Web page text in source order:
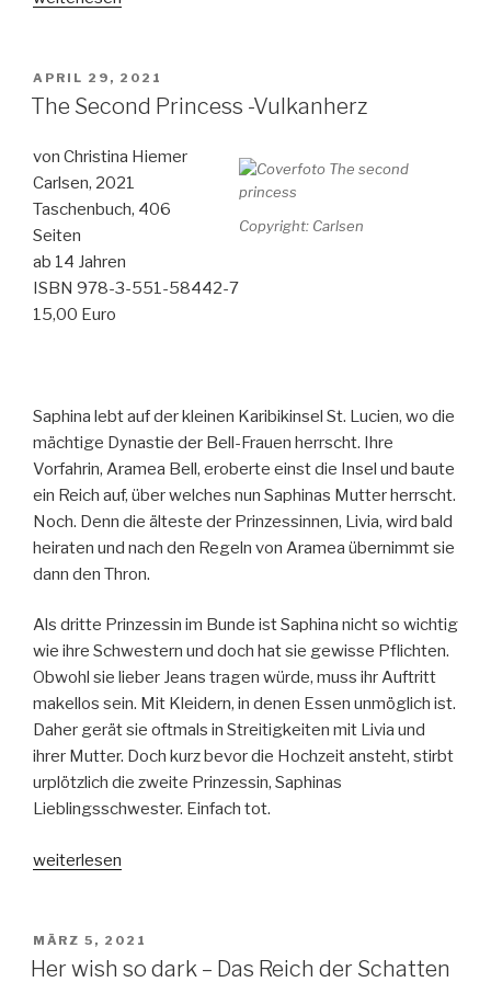
VERÖFFENTLICHT
AM
APRIL 29, 2021
The Second Princess -Vulkanherz
Copyright: Carlsen
von Christina Hiemer
Carlsen, 2021
Taschenbuch, 406
Seiten
ab 14 Jahren
ISBN 978-3-551-58442-7
15,00 Euro
Saphina lebt auf der kleinen Karibikinsel St. Lucien, wo die
mächtige Dynastie der Bell-Frauen herrscht. Ihre
Vorfahrin, Aramea Bell, eroberte einst die Insel und baute
ein Reich auf, über welches nun Saphinas Mutter herrscht.
Noch. Denn die älteste der Prinzessinnen, Livia, wird bald
heiraten und nach den Regeln von Aramea übernimmt sie
dann den Thron.
Als dritte Prinzessin im Bunde ist Saphina nicht so wichtig
wie ihre Schwestern und doch hat sie gewisse Pflichten.
Obwohl sie lieber Jeans tragen würde, muss ihr Auftritt
makellos sein. Mit Kleidern, in denen Essen unmöglich ist.
Daher gerät sie oftmals in Streitigkeiten mit Livia und
ihrer Mutter. Doch kurz bevor die Hochzeit ansteht, stirbt
urplötzlich die zweite Prinzessin, Saphinas
Lieblingsschwester. Einfach tot.
„The
-
Vulkanherz“
weiterlesen
VERÖFFENTLICHT
AM
MÄRZ 5, 2021
Her wish so dark – Das Reich der Schatten